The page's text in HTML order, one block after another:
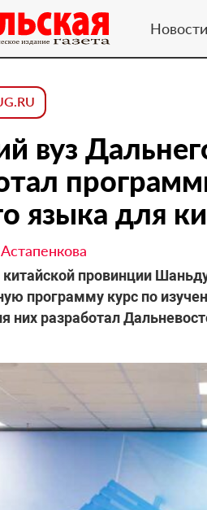
Новости
вуз
языка для
провинции
программу курс по
них разработал